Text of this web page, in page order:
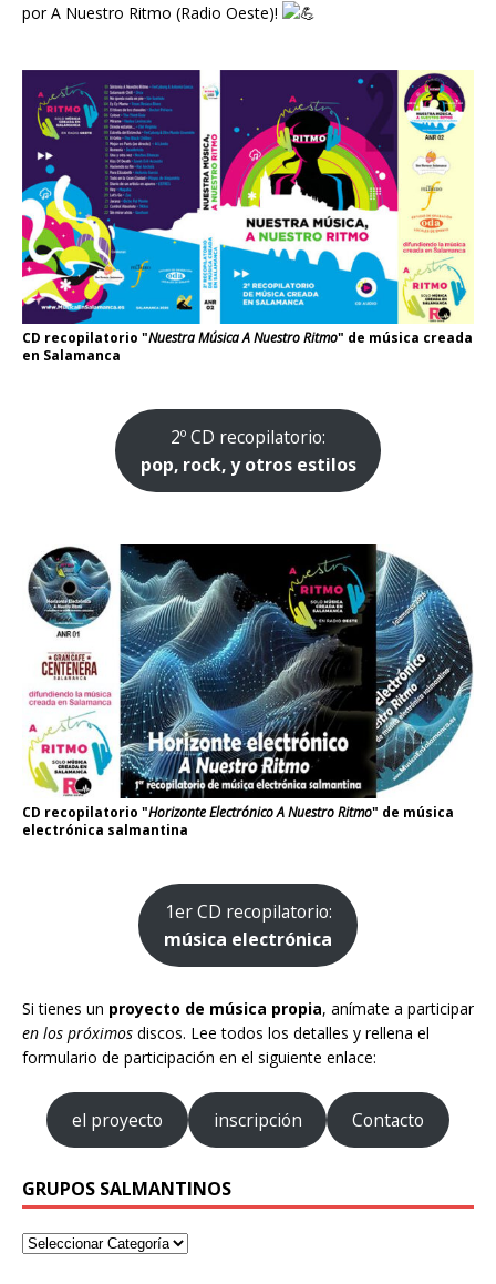
porA Nuestro Ritmo (Radio Oeste)!
CD recopilatorio "Nuestra Música A Nuestro Ritmo" de música creada
en Salamanca
2º CD recopilatorio:
pop, rock, y otros estilos
CD recopilatorio "Horizonte Electrónico A Nuestro Ritmo" de música
electrónica salmantina
1er CD recopilatorio:
música electrónica
Si tienes un proyecto de música propia, anímate a participar
en los próximos discos. Lee todos los detalles y rellena el
formulario de participación en el siguiente enlace:
el proyecto inscripción Contacto
GRUPOS SALMANTINOS